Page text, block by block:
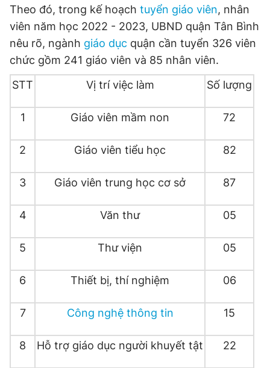
Hotline
0906 645 777
Liên hệ quảng cáo
0908 780 404
Đặt báo Quảng cáo RSS Tòa soạn Chính sách bảo
Tổng biên tập: Nguyễn Ngọc Toàn
Phó tổng biên tập thường trực: Hải Thành
Phó tổng biên tập: Trần Việt Hưng
Tổng thư ký tòa soạn: Đức Trung
© 2003-2026 Bản quyền thuộc về Báo Thanh Niên. Cấm sao
chép dưới mọi hình thức nếu không có sự chấp thuận bằng văn
Theo đó, trong kế hoạch tuyển giáo viên, nhân
viên năm học 2022 - 2023, UBND quận Tân Bình
nêu rõ, ngành giáo dục quận cần tuyển 326 viên
chức gồm 241 giáo viên và 85 nhân viên.
STT
Vị trí việc làm Số lượng
1 Giáo viên mầm non 72
2 Giáo viên tiểu học 82
3 Giáo viên trung học cơ sở 87
4 Văn thư 05
5 Thư viện 05
6 Thiết bị, thí nghiệm 06
7 Công nghệ thông tin 15
8 Hỗ trợ giáo dục người khuyết tật 22